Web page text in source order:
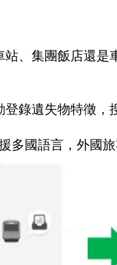
站、集團飯店還
錄遺失物特徵，
多國語言，外國